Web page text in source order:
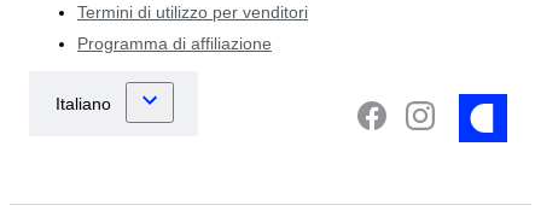
Termini di utilizzo per venditori
Programma di affiliazione